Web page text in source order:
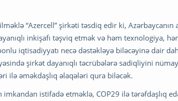
“Azercell” şirkəti təsdiq edir ki,
inkişafı təşviq etmək və həm texnologiya,
iqtisadiyyatı necə dəstəkləyə biləcəyinə dair
şirkət dayanıqlı təcrübələrə sadiqliyini
ilə əməkdaşlıq əlaqələri qura biləcək.
imkandan istifadə etməklə, COP29 ilə tərəfdaşlıq